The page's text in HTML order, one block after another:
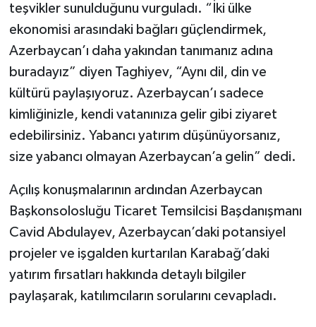
teşvikler sunulduğunu vurguladı. “İki ülke
ekonomisi arasındaki bağları güçlendirmek,
Azerbaycan’ı daha yakından tanımanız adına
buradayız” diyen Taghiyev, “Aynı dil, din ve
kültürü paylaşıyoruz. Azerbaycan’ı sadece
kimliğinizle, kendi vatanınıza gelir gibi ziyaret
edebilirsiniz. Yabancı yatırım düşünüyorsanız,
size yabancı olmayan Azerbaycan’a gelin” dedi.
Açılış konuşmalarının ardından Azerbaycan
Başkonsolosluğu Ticaret Temsilcisi Başdanışmanı
Cavid Abdulayev, Azerbaycan’daki potansiyel
projeler ve işgalden kurtarılan Karabağ’daki
yatırım fırsatları hakkında detaylı bilgiler
paylaşarak, katılımcıların sorularını cevapladı.